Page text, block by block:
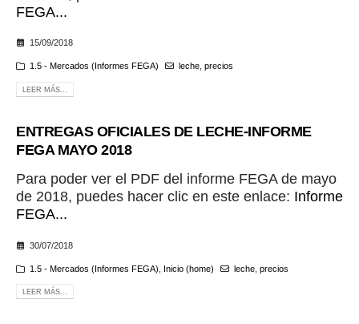
FEGA...
15/09/2018
1.5 - Mercados (Informes FEGA) leche, precios
LEER MÁS...
ENTREGAS OFICIALES DE LECHE-INFORME
FEGA MAYO 2018
Para poder ver el PDF del informe FEGA de mayo
de 2018, puedes hacer clic en este enlace: Informe
FEGA...
30/07/2018
1.5 - Mercados (Informes FEGA) Inicio (home) leche, precios
LEER MÁS...